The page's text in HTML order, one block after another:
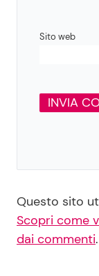
Sito web
Questo sito
Scopri come
dai commenti.